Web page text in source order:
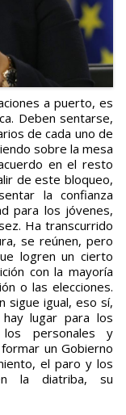
Deben sentarse,
de cada uno de
sobre la mesa
en el resto
de este bloqueo,
la confianza
para los jóvenes,
Ha transcurrido
se reúnen, pero
logren un cierto
con la mayoría
o las elecciones.
sigue igual, eso sí,
lugar para los
los personales y
un Gobierno
el paro y los
la diatriba, su